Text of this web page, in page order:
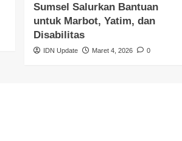
Sumsel Salurkan Bantuan
untuk Marbot, Yatim, dan
Disabilitas
IDN Update Maret 4, 2026 0